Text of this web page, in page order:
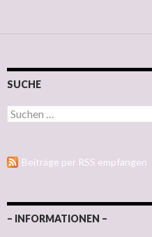
SUCHE
Suchen nach:
Beiträge per RSS empfangen
– INFORMATIONEN –